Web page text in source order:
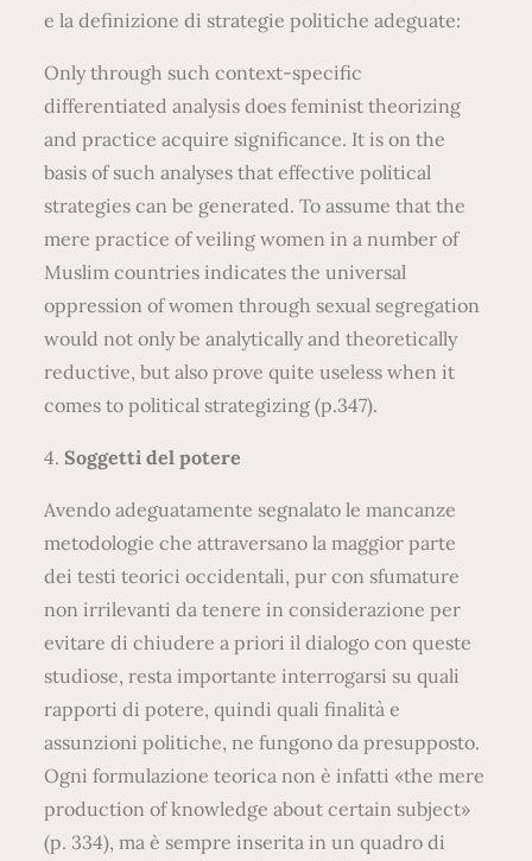
e la definizione di strategie politiche adeguate:
Only through such context-specific
differentiated analysis does feminist theorizing
and practice acquire significance. It is on the
basis of such analyses that effective political
strategies can be generated. To assume that the
mere practice of veiling women in a number of
Muslim countries indicates the universal
oppression of women through sexual segregation
would not only be analytically and theoretically
reductive, but also prove quite useless when it
comes to political strategizing (p.347).
4.Soggetti del potere
Avendo adeguatamente segnalato le mancanze
metodologie che attraversano la maggior parte
dei testi teorici occidentali, pur con sfumature
non irrilevanti da tenere in considerazione per
evitare di chiudere a priori il dialogo con queste
studiose, resta importante interrogarsi su quali
rapporti di potere, quindi quali finalità e
assunzioni politiche, ne fungono da presupposto.
Ogni formulazione teorica non è infatti «the mere
production of knowledge about certain subject»
(p. 334), ma è sempre inserita in un quadro di